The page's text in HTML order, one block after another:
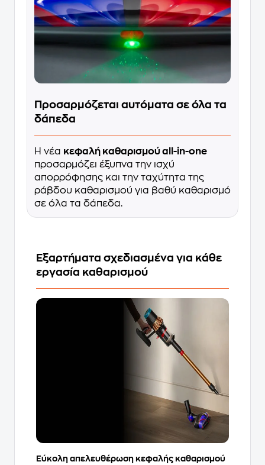
Προσαρμόζεται αυτόματα σε όλα τα
δάπεδα
Η νέα κεφαλή καθαρισμού all-in-one
προσαρμόζει έξυπνα την ισχύ
απορρόφησης και την ταχύτητα της
ράβδου καθαρισμού για βαθύ καθαρισμό
σε όλα τα δάπεδα.
Εξαρτήματα σχεδιασμένα για κάθε
εργασία καθαρισμού
Εύκολη απελευθέρωση κεφαλής καθαρισμού